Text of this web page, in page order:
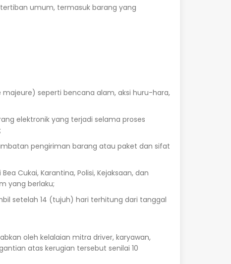
umum, termasuk barang yang
seperti bencana alam, aksi huru-hara,
elektronik yang terjadi selama proses
pengiriman barang atau paket dan sifat
Cukai, Karantina, Polisi, Kejaksaan, dan
yang berlaku;
setelah 14 (tujuh) hari terhitung dari tanggal
oleh kelalaian mitra driver, karyawan,
atas kerugian tersebut senilai 10